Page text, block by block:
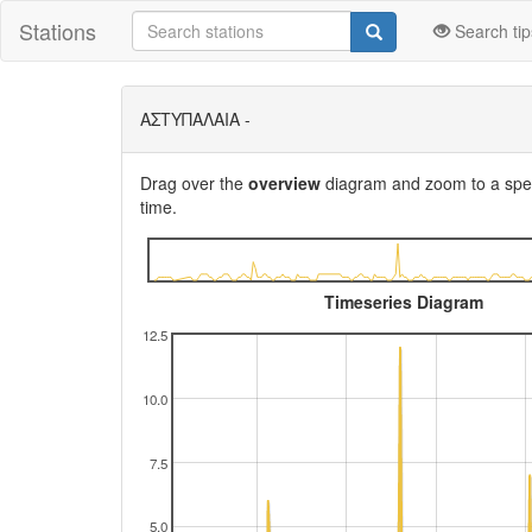
Stations Search
ΑΣΤΥΠΑΛΑΙΑ -
Drag over the overview diagram and zoom to a
time.
Timeseries Diagram
5.0
7.5
10.0
12.5